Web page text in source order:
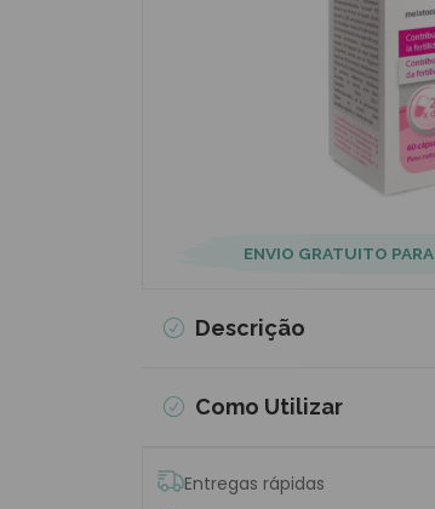
ENVIO GRATUITO
Descrição
Como Utilizar
Entregas rápidas